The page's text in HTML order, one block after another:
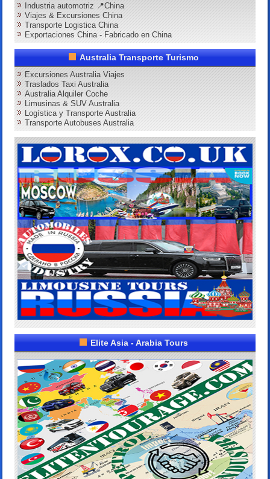
Industria automotriz 📍China
Viajes & Excursiones China
Transporte Logistica China
Exportaciones China - Fabricado en China
Australia Transporte Turismo
Excursiones Australia Viajes
Traslados Taxi Australia
Australia Alquiler Coche
Limusinas & SUV Australia
Logística y Transporte Australia
Transporte Autobuses Australia
Elite Asia - Arabia Tours